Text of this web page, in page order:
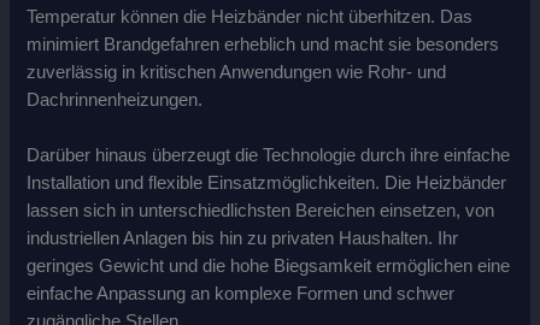
Temperatur können die Heizbänder nicht überhitzen. Das
minimiert Brandgefahren erheblich und macht sie besonders
zuverlässig in kritischen Anwendungen wie Rohr- und
Dachrinnenheizungen.
Darüber hinaus überzeugt die Technologie durch ihre einfache
Installation und flexible Einsatzmöglichkeiten. Die Heizbänder
lassen sich in unterschiedlichsten Bereichen einsetzen, von
industriellen Anlagen bis hin zu privaten Haushalten. Ihr
geringes Gewicht und die hohe Biegsamkeit ermöglichen eine
einfache Anpassung an komplexe Formen und schwer